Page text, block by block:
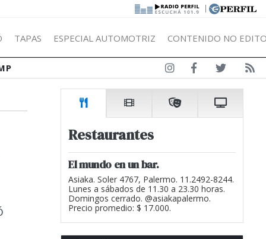
|
TAPAS ESPECIAL AUTOMOTRIZ CONTENIDO NO
Restaurantes
El mundo en un bar.
Asiaka. Soler 4767, Palermo. 11.2492-8244.
Lunes a sábados de 11.30 a 23.30 horas.
Domingos cerrado. @asiakapalermo.
Precio promedio: $ 17.000.